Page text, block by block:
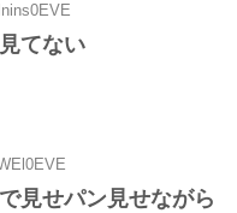
てない
見せパン見せながら